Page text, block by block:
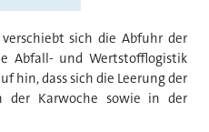
sich die Abfuhr der
Abfall- und Wertstofflogistik
hin, dass sich die Leerung der
der Karwoche sowie in der